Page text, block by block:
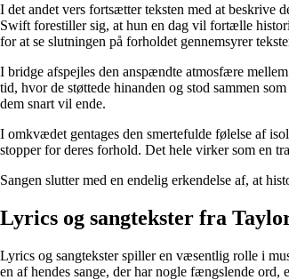
I det andet vers fortsætter teksten med at beskrive
Swift forestiller sig, at hun en dag vil fortælle
for at se slutningen på forholdet gennemsyrer
I bridge afspejles den anspændte atmosfære
tid, hvor de støttede hinanden og stod sammen
dem snart vil ende.
I omkvædet gentages den smertefulde følelse af
stopper for deres forhold. Det hele virker som en
Sangen slutter med en endelig erkendelse af, at
Lyrics og sangtekster fra
Lyrics og sangtekster spiller en væsentlig rolle i
en af hendes sange, der har nogle fængslende ord,